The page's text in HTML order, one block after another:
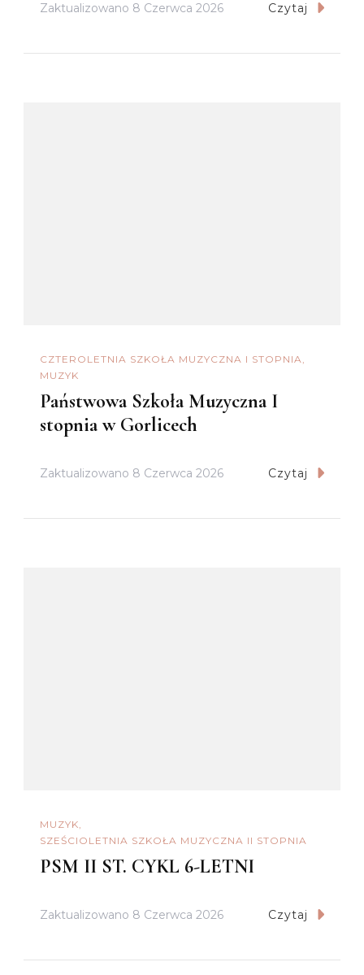
Zaktualizowano 8 Czerwca 2026 Czytaj
CZTEROLETNIA SZKOŁA MUZYCZNA I STOPNIA
MUZYK
Państwowa Szkoła Muzyczna I
stopnia w Gorlicech
Zaktualizowano 8 Czerwca 2026 Czytaj
MUZYK
SZEŚCIOLETNIA SZKOŁA MUZYCZNA II STOPNIA
PSM II ST. CYKL 6-LETNI
Zaktualizowano 8 Czerwca 2026 Czytaj